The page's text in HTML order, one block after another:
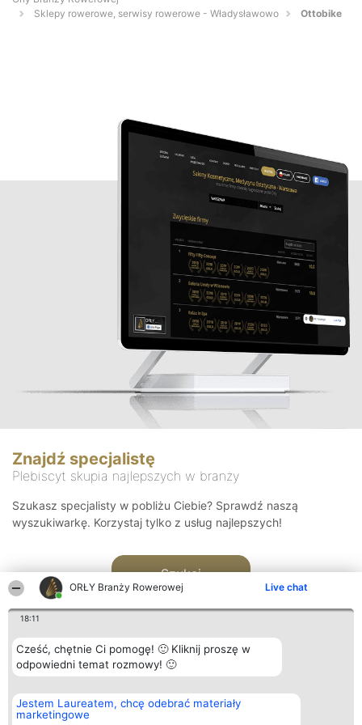
ORŁY Branży Rowerowej Live chat
18:11
Cześć, chętnie Ci pomogę! 🙂 Kliknij proszę w
odpowiedni temat rozmowy! 🙂
Jestem Laureatem, chcę odebrać materiały
marketingowe
Sklepy rowerowe, serwisy rowerowe - Władysławowo
Ottobike
Znajdź specjalistę
Plebiscyt skupia najlepszych w branży
Szukasz specjalisty w pobliżu Ciebie? Sprawdź naszą
wyszukiwarkę. Korzystaj tylko z usług najlepszych!
Szukaj
Organizator plebiscytu
Bright Side Solutions sp. z o.
o. sp. k.
Plebiscyt
Laureaci
Kontakt
Kontakt